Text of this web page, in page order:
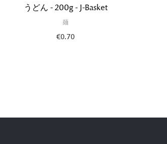
うどん - 200g - J-Basket
麺
€0.70